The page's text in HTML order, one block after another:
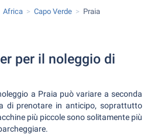
Africa Capo Verde Praia
per il noleggio di
a Praia può variare a seconda
di prenotare in anticipo, soprattutto
più piccole sono solitamente più